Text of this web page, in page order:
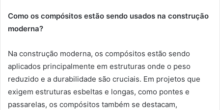
Como os compósitos estão sendo usados na construção
moderna?
Na construção moderna, os compósitos estão sendo
aplicados principalmente em estruturas onde o peso
reduzido e a durabilidade são cruciais. Em projetos que
exigem estruturas esbeltas e longas, como pontes e
passarelas, os compósitos também se destacam,